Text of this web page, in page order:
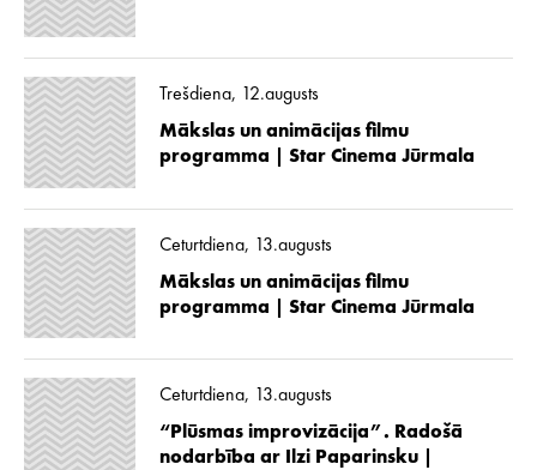
Trešdiena, 12.augusts
Mākslas un animācijas filmu
programma | Star Cinema Jūrmala
Ceturtdiena, 13.augusts
Mākslas un animācijas filmu
programma | Star Cinema Jūrmala
Ceturtdiena, 13.augusts
“Plūsmas improvizācija”. Radošā
nodarbība ar Ilzi Paparinsku |